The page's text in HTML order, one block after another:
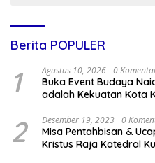
Berita POPULER
1 Agustus 10, 2026 0
Buka Event Budaya
adalah Kekuatan Kota
2 Desember 19, 2023 0
Misa Pentahbisan &
Kristus Raja Katedral